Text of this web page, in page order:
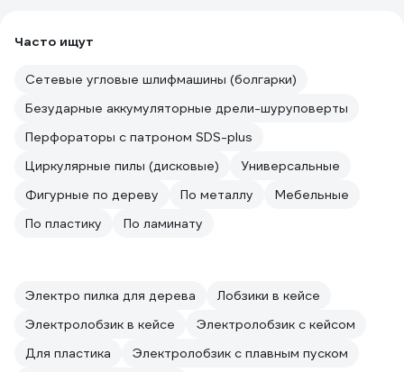
Часто ищут
Сетевые угловые шлифмашины (болгарки)
Безударные аккумуляторные дрели-шуруповерты
Перфораторы с патроном SDS-plus
Циркулярные пилы (дисковые)
Универсальные
Фигурные по дереву
По металлу
Мебельные
По пластику
По ламинату
Электро пилка для дерева
Лобзики в кейсе
Электролобзик в кейсе
Электролобзик с кейсом
Для пластика
Электролобзик с плавным пуском